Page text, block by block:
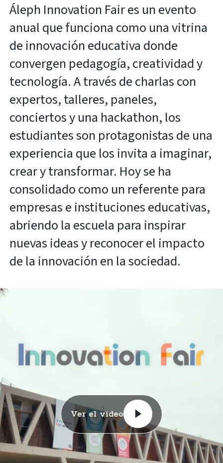
Áleph Innovation Fair es un evento
anual que funciona como una vitrina
de innovación educativa donde
convergen pedagogía, creatividad y
tecnología. A través de charlas con
expertos, talleres, paneles,
conciertos y una hackathon, los
estudiantes son protagonistas de una
experiencia que los invita a imaginar,
crear y transformar. Hoy se ha
consolidado como un referente para
empresas e instituciones educativas,
abriendo la escuela para inspirar
nuevas ideas y reconocer el impacto
de la innovación en la sociedad.
Ver el video